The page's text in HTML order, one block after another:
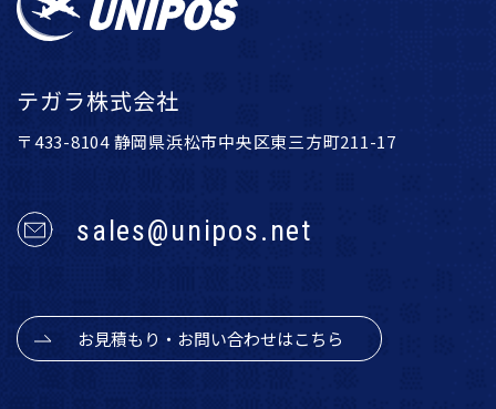
テガラ株式会社
〒433-8104 静岡県浜松市中央区東三方町211-17
sales@unipos.net
お見積もり・お問い合わせはこちら